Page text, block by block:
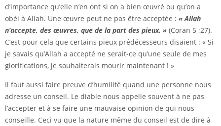
d’importance qu’elle n’en ont si on a bien œuvré ou qu’on a
obéi à Allah. Une œuvre peut ne pas être acceptée : « Allah
n’accepte, des œuvres, que de la part des pieux. » (Coran 5 ;27).
C’est pour cela que certains pieux prédécesseurs disaient : « Si
je savais qu’Allah a accepté ne serait-ce qu’une seule de mes
glorifications, je souhaiterais mourir maintenant ! »
Il faut aussi faire preuve d’humilité quand une personne nous
adresse un conseil. Le diable nous appelle souvent à ne pas
l’accepter et à se faire une mauvaise opinion de qui nous
conseille. Ceci vu que la nature même du conseil est de dire à